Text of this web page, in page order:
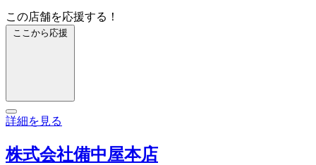
この店舗を応援する！
ここから応援
詳細を見る
株式会社備中屋本店